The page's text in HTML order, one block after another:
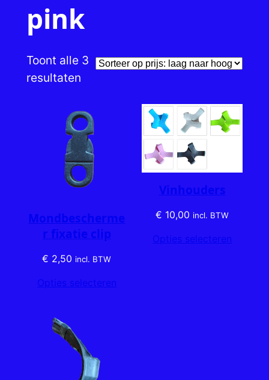
pink
Toont alle 3
resultatenGesorteerd
prijs:
laag
naar
hoog
Mondbescherme
r fixatie clip
€ 2,50 incl. BTW
Opties selecteren
Vinhouders
€ 10,00 incl. BTW
Opties selecteren